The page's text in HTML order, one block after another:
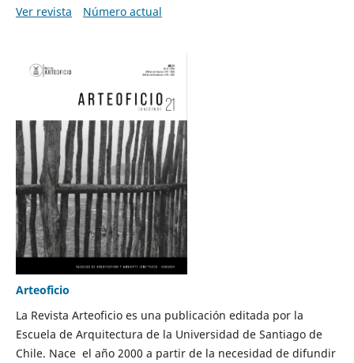
Ver revista
Número actual
Arteoficio
La Revista Arteoficio es una publicación editada por la
Escuela de Arquitectura de la Universidad de Santiago de
Chile. Nace el año 2000 a partir de la necesidad de difundir